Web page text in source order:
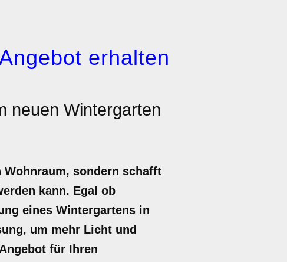
erhalten
neuen Wintergarten
sondern schafft
kann. Egal ob
eines Wintergartens in
um mehr Licht und
für Ihren